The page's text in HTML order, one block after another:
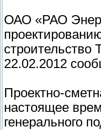
ОАО «РАО
строительство
22.02.2012
Проектно-
настоящее
генерального